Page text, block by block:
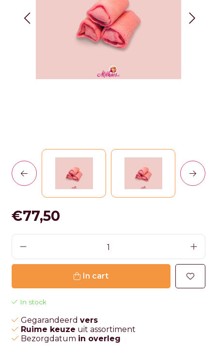
€77,50
In cart
In stock
Gegarandeerd vers
Ruime keuze uit assortiment
Bezorgdatum in overleg